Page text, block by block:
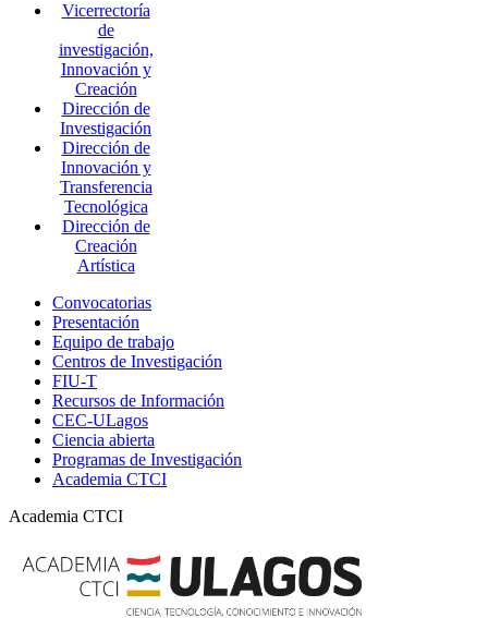
Vicerrectoría
de
investigación,
Innovación y
Creación
Dirección de
Investigación
Dirección de
Innovación y
Transferencia
Tecnológica
Dirección de
Creación
Artística
Convocatorias
Presentación
Equipo de trabajo
Centros de Investigación
FIU-T
Recursos de Información
CEC-ULagos
Ciencia abierta
Programas de Investigación
Academia CTCI
Academia CTCI